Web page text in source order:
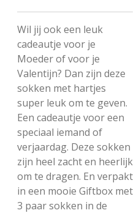
Wil jij ook een leuk
cadeautje voor je
Moeder of voor je
Valentijn? Dan zijn deze
sokken met hartjes
super leuk om te geven.
Een cadeautje voor een
speciaal iemand of
verjaardag. Deze sokken
zijn heel zacht en heerlijk
om te dragen. En verpakt
in een mooie Giftbox met
3 paar sokken in de